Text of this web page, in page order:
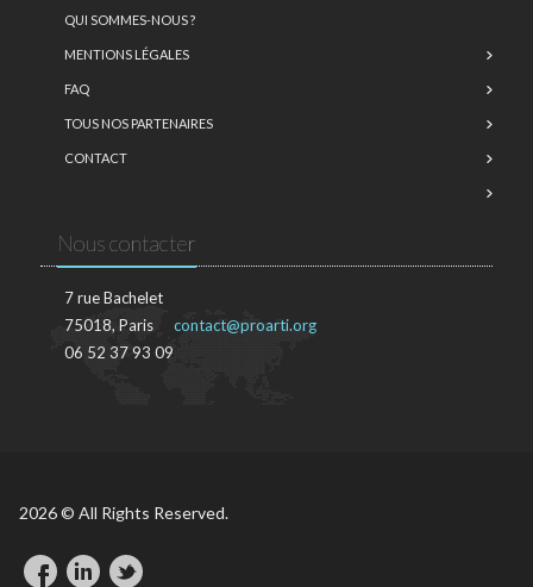
QUI SOMMES-NOUS ?
MENTIONS LÉGALES
FAQ
TOUS NOS PARTENAIRES
CONTACT
Nous contacter
7 rue Bachelet
75018, Paris
06 52 37 93 09
contact@proarti.org
2026 © All Rights Reserved.